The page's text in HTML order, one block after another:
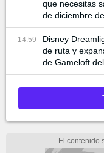
que necesitas
de diciembre
14:59
Disney
de ruta y
de Gameloft